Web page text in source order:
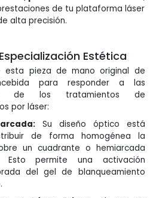
de tu plataforma láser
alta precisión.
Estética
esta pieza de mano original de
para responder a las
de los tratamientos de
por láser:
Su diseño óptico está
de forma homogénea la
un cuadrante o hemiarcada
Esto permite una activación
del gel de blanqueamiento